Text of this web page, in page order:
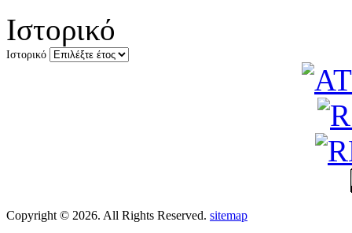
Ιστορικό
Ιστορικό
Copyright © 2026. All Rights Reserved. sitemap